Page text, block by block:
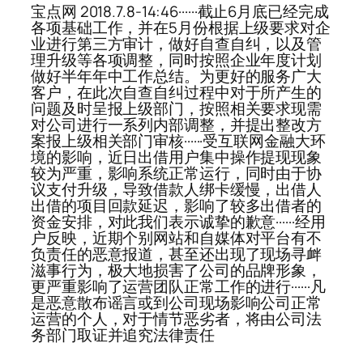
宝点网 2018.7.8-14:46······截止6月底已经完成
各项基础工作，并在5月份根据上级要求对企
业进行第三方审计，做好自查自纠，以及管
理升级等各项调整，同时按照企业年度计划
做好半年年中工作总结。为更好的服务广大
客户，在此次自查自纠过程中对于所产生的
问题及时呈报上级部门，按照相关要求现需
对公司进行一系列内部调整，并提出整改方
案报上级相关部门审核······受互联网金融大环
境的影响，近日出借用户集中操作提现现象
较为严重，影响系统正常运行，同时由于协
议支付升级，导致借款人绑卡缓慢，出借人
出借的项目回款延迟，影响了较多出借者的
资金安排，对此我们表示诚挚的歉意······经用
户反映，近期个别网站和自媒体对平台有不
负责任的恶意报道，甚至还出现了现场寻衅
滋事行为，极大地损害了公司的品牌形象，
更严重影响了运营团队正常工作的进行······凡
是恶意散布谣言或到公司现场影响公司正常
运营的个人，对于情节恶劣者，将由公司法
务部门取证并追究法律责任